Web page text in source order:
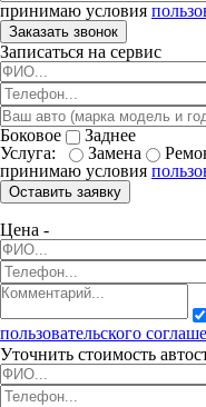
принимаю условия
Заказать звонок
Записаться на сервис
Боковое
Заднее
Услуга:
Замена
принимаю условия
Оставить заявку
Цена -
пользовательского
Уточнить стоимость